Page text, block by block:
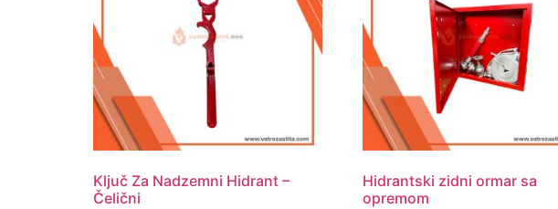
Ključ Za Nadzemni Hidrant –
Čelični
Hidrantski zidni ormar sa
opremom